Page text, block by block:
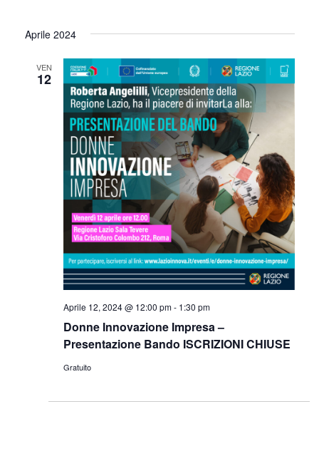
Aprile 2024
VEN
12
Donne Innovazione Impresa –
Presentazione Bando ISCRIZIONI CHIUSE
Aprile 12, 2024 @ 12:00 pm- 1:30 pm
Gratuito